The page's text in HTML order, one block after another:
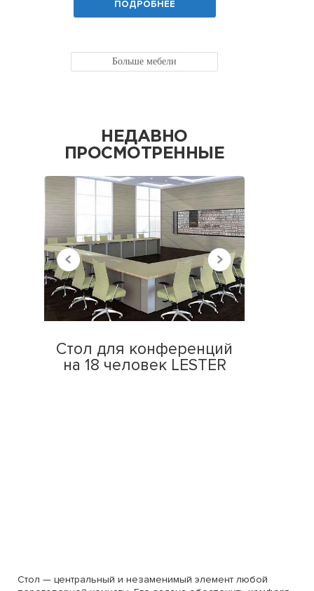
ПОДРОБНЕЕ
Больше мебели
НЕДАВНО
ПРОСМОТРЕННЫЕ
Стол для конференций
на 18 человек LESTER
Стол — центральный и незаменимый элемент любой